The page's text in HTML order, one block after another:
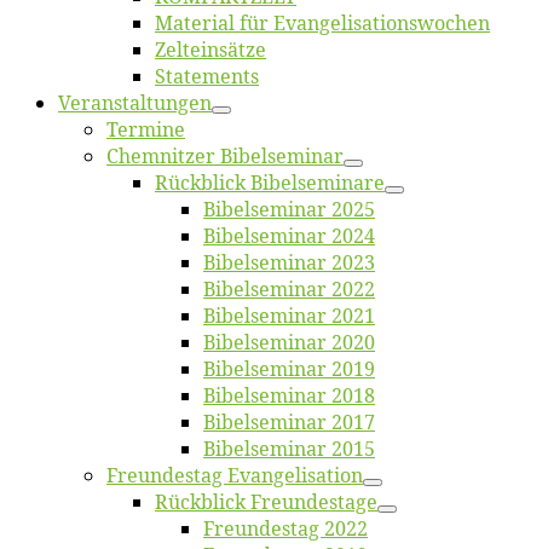
Ma­te­ri­al für Evangelisationswochen
Zelt­ein­sät­ze
State­ments
Ver­an­stal­tun­gen
Ter­mi­ne
Chemnit­zer Bibelseminar
Rück­blick Bibelseminare
Bi­bel­se­mi­nar 2025
Bi­bel­se­mi­nar 2024
Bi­bel­se­mi­nar 2023
Bi­bel­se­mi­nar 2022
Bi­bel­se­mi­nar 2021
Bi­bel­se­mi­nar 2020
Bi­bel­se­mi­nar 2019
Bi­bel­se­mi­nar 2018
Bibelsemi­nar 2017
Bibelsemi­nar 2015
Freun­des­tag Evangelisation
Rück­blick Freundestage
Freun­des­tag 2022